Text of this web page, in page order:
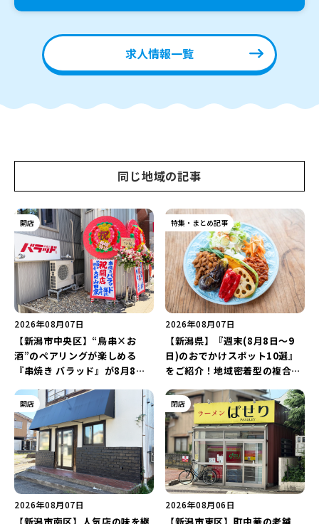
求人情報一覧
同じ地域の記事
開店
2026年08月07日
【新潟市中央区】“鳥串×お
酒”のペアリングが楽しめる
『串焼き バラッド』が8月8日
インアップ♪
特集・まとめ記事
2026年08月07日
【新潟県】『週末(8月8日～9
日)のおでかけスポット10選』
をご紹介！地域密着型の複合施
ナ丸大新潟のサマーフェスタ
2026」がおすすめ♪
開店
2026年08月07日
閉店
2026年08月06日